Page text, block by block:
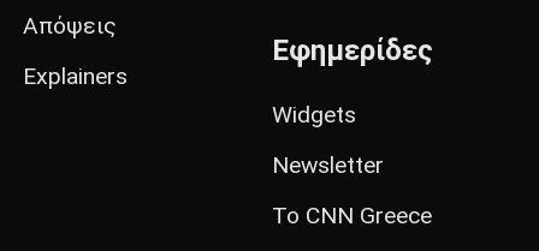
Απόψεις
Explainers
Εφημερίδες
Widgets
Newsletter
Το CNN Greece